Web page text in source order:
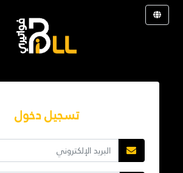
تسجيل دخول